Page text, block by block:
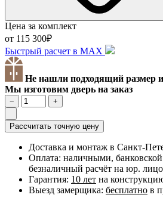
Цена за комплект
от 115 300₽
Быстрый расчет в MAX
Не нашли подходящий размер
Мы изготовим дверь на заказ
− +
Рассчитать точную цену
Доставка и монтаж в Санкт-
Оплата: наличными,
безналичный расчёт на юр. лицо
Гарантия: 10 лет на
Выезд замерщика: бесплатно в